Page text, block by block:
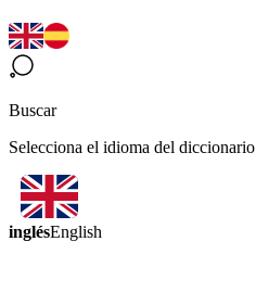
Buscar
Selecciona el idioma del diccionario
inglésEnglish